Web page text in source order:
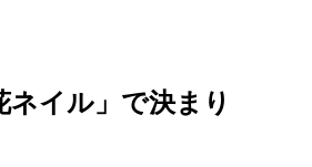
イル」で決まり